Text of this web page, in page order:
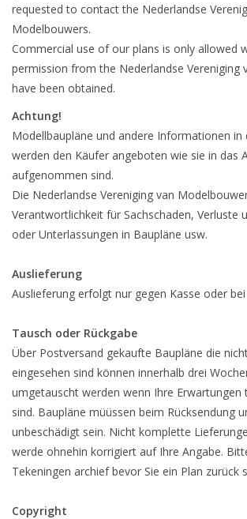
requested to contact the Nederlandse
Modelbouwers.
Commercial use of our plans is only allowed
permission from the Nederlandse Vereniging
have been obtained.
Achtung!
Modellbaupläne und andere Informationen in
werden den Käufer angeboten wie sie in das
aufgenommen sind.
Die Nederlandse Vereniging van
Verantwortlichkeit für Sachschaden, Verluste
oder Unterlassungen in Baupläne usw.
Auslieferung
Auslieferung erfolgt nur gegen Kasse oder
Tausch oder Rückgabe
Über Postversand gekaufte Baupläne die
eingesehen sind können innerhalb drei
umgetauscht werden wenn Ihre
sind. Baupläne müüssen beim Rücksendung
unbeschädigt sein. Nicht komplette
werde ohnehin korrigiert auf Ihre Angabe.
Tekeningen archief bevor Sie ein Plan zurück
Copyright